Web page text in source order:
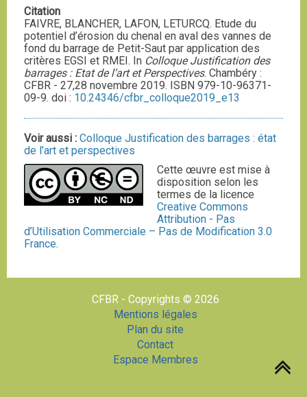
Citation
FAIVRE, BLANCHER, LAFON, LETURCQ. Etude du
potentiel d’érosion du chenal en aval des vannes de
fond du barrage de Petit-Saut par application des
critères EGSI et RMEI. In Colloque Justification des
barrages : Etat de l’art et Perspectives. Chambéry :
CFBR - 27,28 novembre 2019. ISBN 979-10-96371-
09-9. doi : 10.24346/cfbr_colloque2019_e13
Voir aussi : Colloque Justification des barrages : état
de l’art et perspectives
Cette œuvre est mise à
disposition selon les
termes de la licence
Creative Commons
Attribution - Pas
d’Utilisation Commerciale – Pas de Modification 3.0
France.
CFBR - Copyrights © 2026
Mentions légales
Plan du site
Contact
Espace Membres